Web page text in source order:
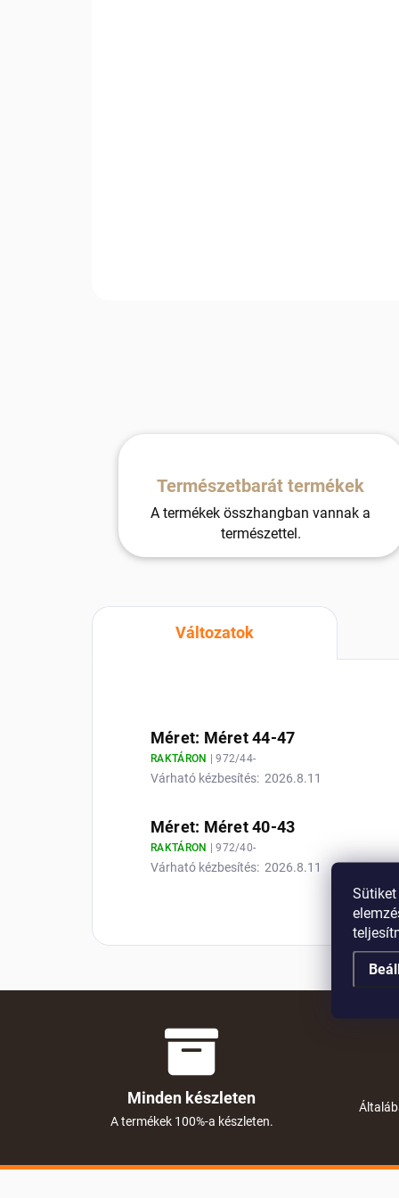
Természetbarát termékek
A termékek összhangban vannak a
természettel.
Változatok
Méret: Méret 44-47
RAKTÁRON | 972/44-
Várható kézbesítés: 2026.8.11
Méret: Méret 40-43
RAKTÁRON | 972/40-
Várható kézbesítés: 2026.8.11
Minden készleten
A termékek 100%-a készleten.